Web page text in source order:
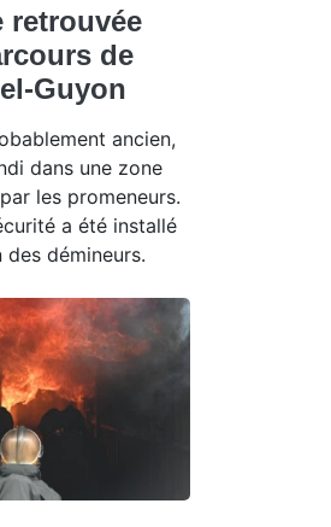
retrouvée
de
Guyon
ancien,
dans une zone
les promeneurs.
a été installé
des démineurs.